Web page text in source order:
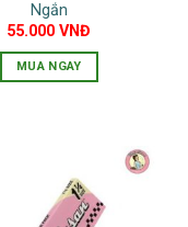
Ngắn
55.000VNĐ
MUA NGAY